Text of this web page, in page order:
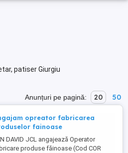
patiser Giurgiu
Anunțuri pe pagină: 20 50
opreator fabricarea
fainoase
DAVID JCL angajează Operator
produse făinoase (Cod COR